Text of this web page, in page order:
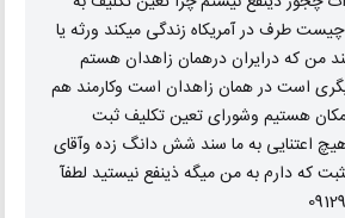
طرف در آمریکاه زندگی میکند ورثه یا
که درایران درهمان زاهدان هستم
است در همان زاهدان است وکارمند هم
هستیم وشورای تعین تکلیف ثبت
اعتنایی به ما سند شش دانگ زده وآقای
که دارم به من میگه ذینفع نیستید لطفآ